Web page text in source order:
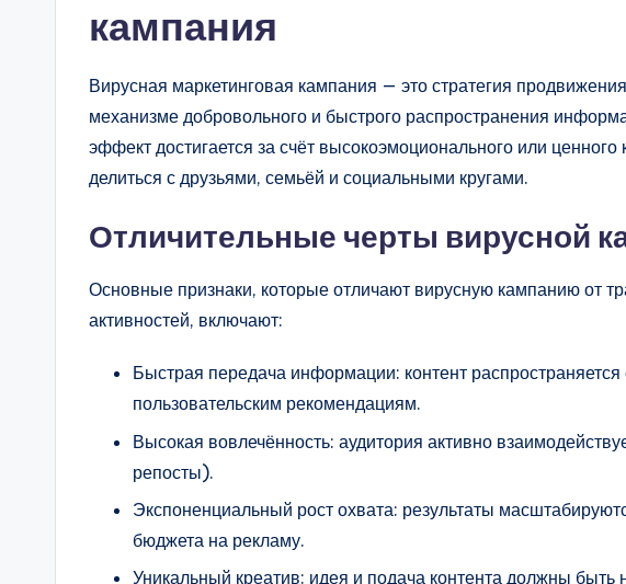
кампания
Вирусная маркетинговая кампания — это стратегия
механизме добровольного и быстрого распространения
эффект достигается за счёт высокоэмоционального или ценного
делиться с друзьями, семьёй и социальными кругами.
Отличительные черты вирусной
Основные признаки, которые отличают вирусную кампанию от
активностей, включают:
Быстрая передача информации: контент
пользовательским рекомендациям.
Высокая вовлечённость: аудитория активно
репосты).
Экспоненциальный рост охвата: результаты
бюджета на рекламу.
Уникальный креатив: идея и подача контента должны